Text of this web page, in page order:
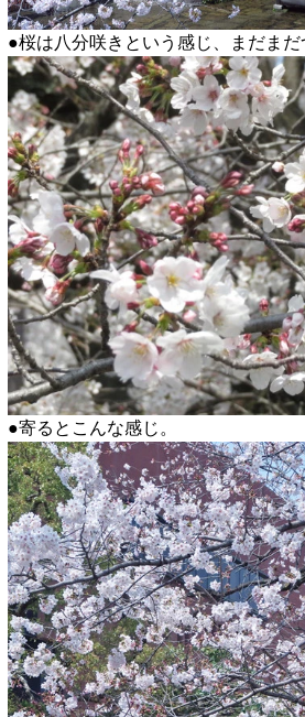
●桜は八分咲きという感じ、まだまだ
●寄るとこんな感じ。